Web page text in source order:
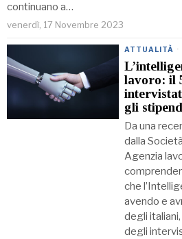
continuano a…
venerdì, 17 Novembre 2023
ATTUALITÀ ·
lavoro: il
gli
Da una
dalla
Agenzia
che
avendo e
degli
degli